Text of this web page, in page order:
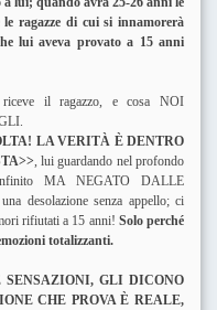
le ragazze di cui si innamorerà
lui aveva provato a 15 anni
il ragazzo, e cosa NOI
LA VERITÀ È DENTRO
, lui guardando nel profondo
MA NEGATO DALLE
desolazione senza appello; ci
rifiutati a 15 anni! Solo perché
totalizzanti.
GLI DICONO
CHE PROVA È REALE,